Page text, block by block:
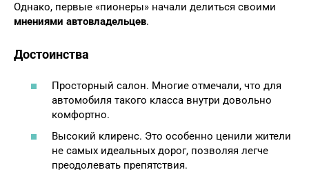
Однако, первые «пионеры» начали делиться своими
мнениями автовладельцев.
Достоинства
Просторный салон. Многие отмечали, что для
автомобиля такого класса внутри довольно
комфортно.
Высокий клиренс. Это особенно ценили жители
не самых идеальных дорог, позволяя легче
преодолевать препятствия.